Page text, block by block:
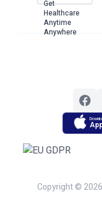
Copyright ©